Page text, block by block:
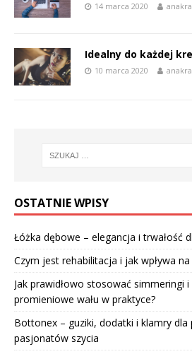
14 marca 2020
Idealny do każdej
10 marca 2020
OSTATNIE WPISY
Łóżka dębowe – elegancja i trwałość
Czym jest rehabilitacja i jak wpływa
Jak prawidłowo stosować simmeringi i
promieniowe wału w praktyce?
Bottonex – guziki, dodatki i klamry
pasjonatów szycia